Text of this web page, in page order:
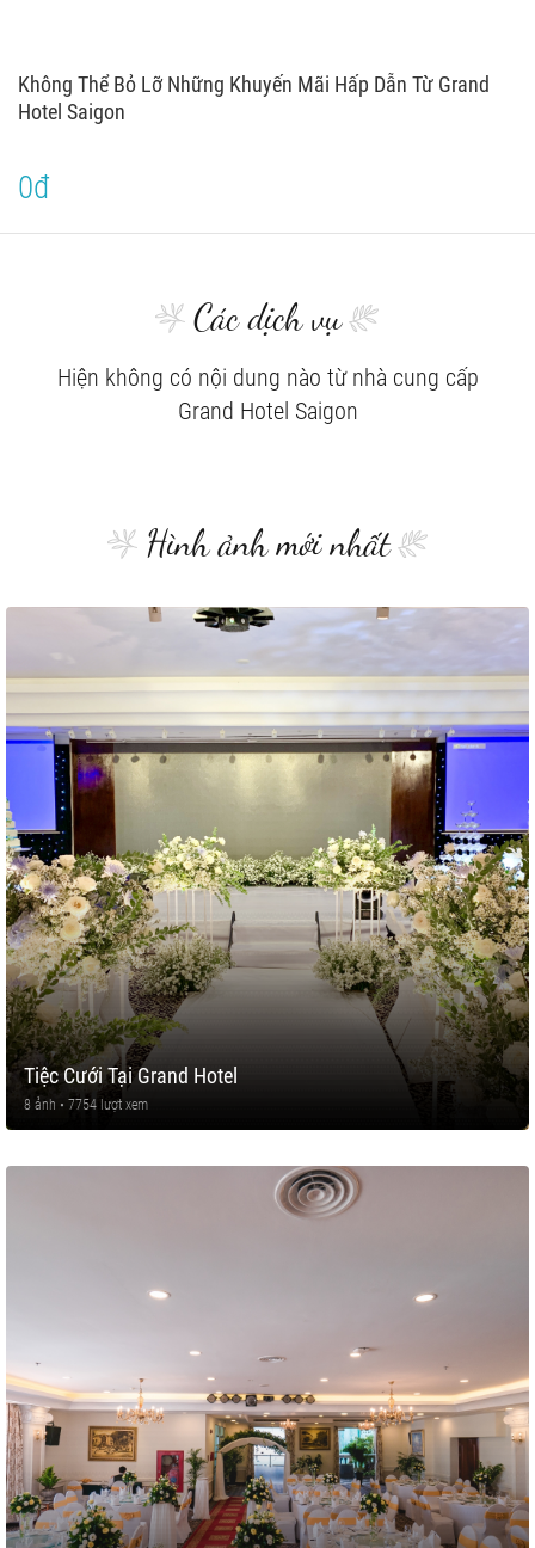
Không Thể Bỏ Lỡ Những Khuyến Mãi Hấp Dẫn Từ Grand
Hotel Saigon
0đ
Các dịch vụ
Hiện không có nội dung nào từ nhà cung cấp
Grand Hotel Saigon
Hình ảnh mới nhất
Tiệc Cưới Tại Grand Hotel
8 ảnh • 7754 lượt xem